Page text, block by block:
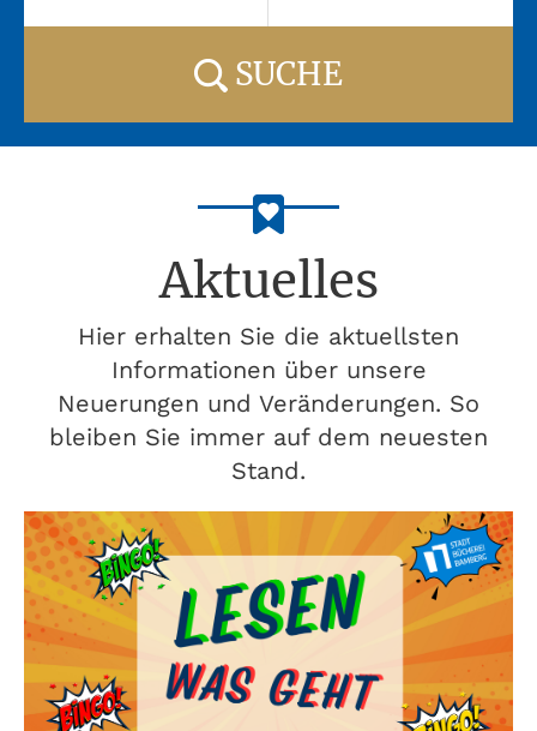
SUCHE
Aktuelles
Hier erhalten Sie die aktuellsten
Informationen über unsere
Neuerungen und Veränderungen. So
bleiben Sie immer auf dem neuesten
Stand.